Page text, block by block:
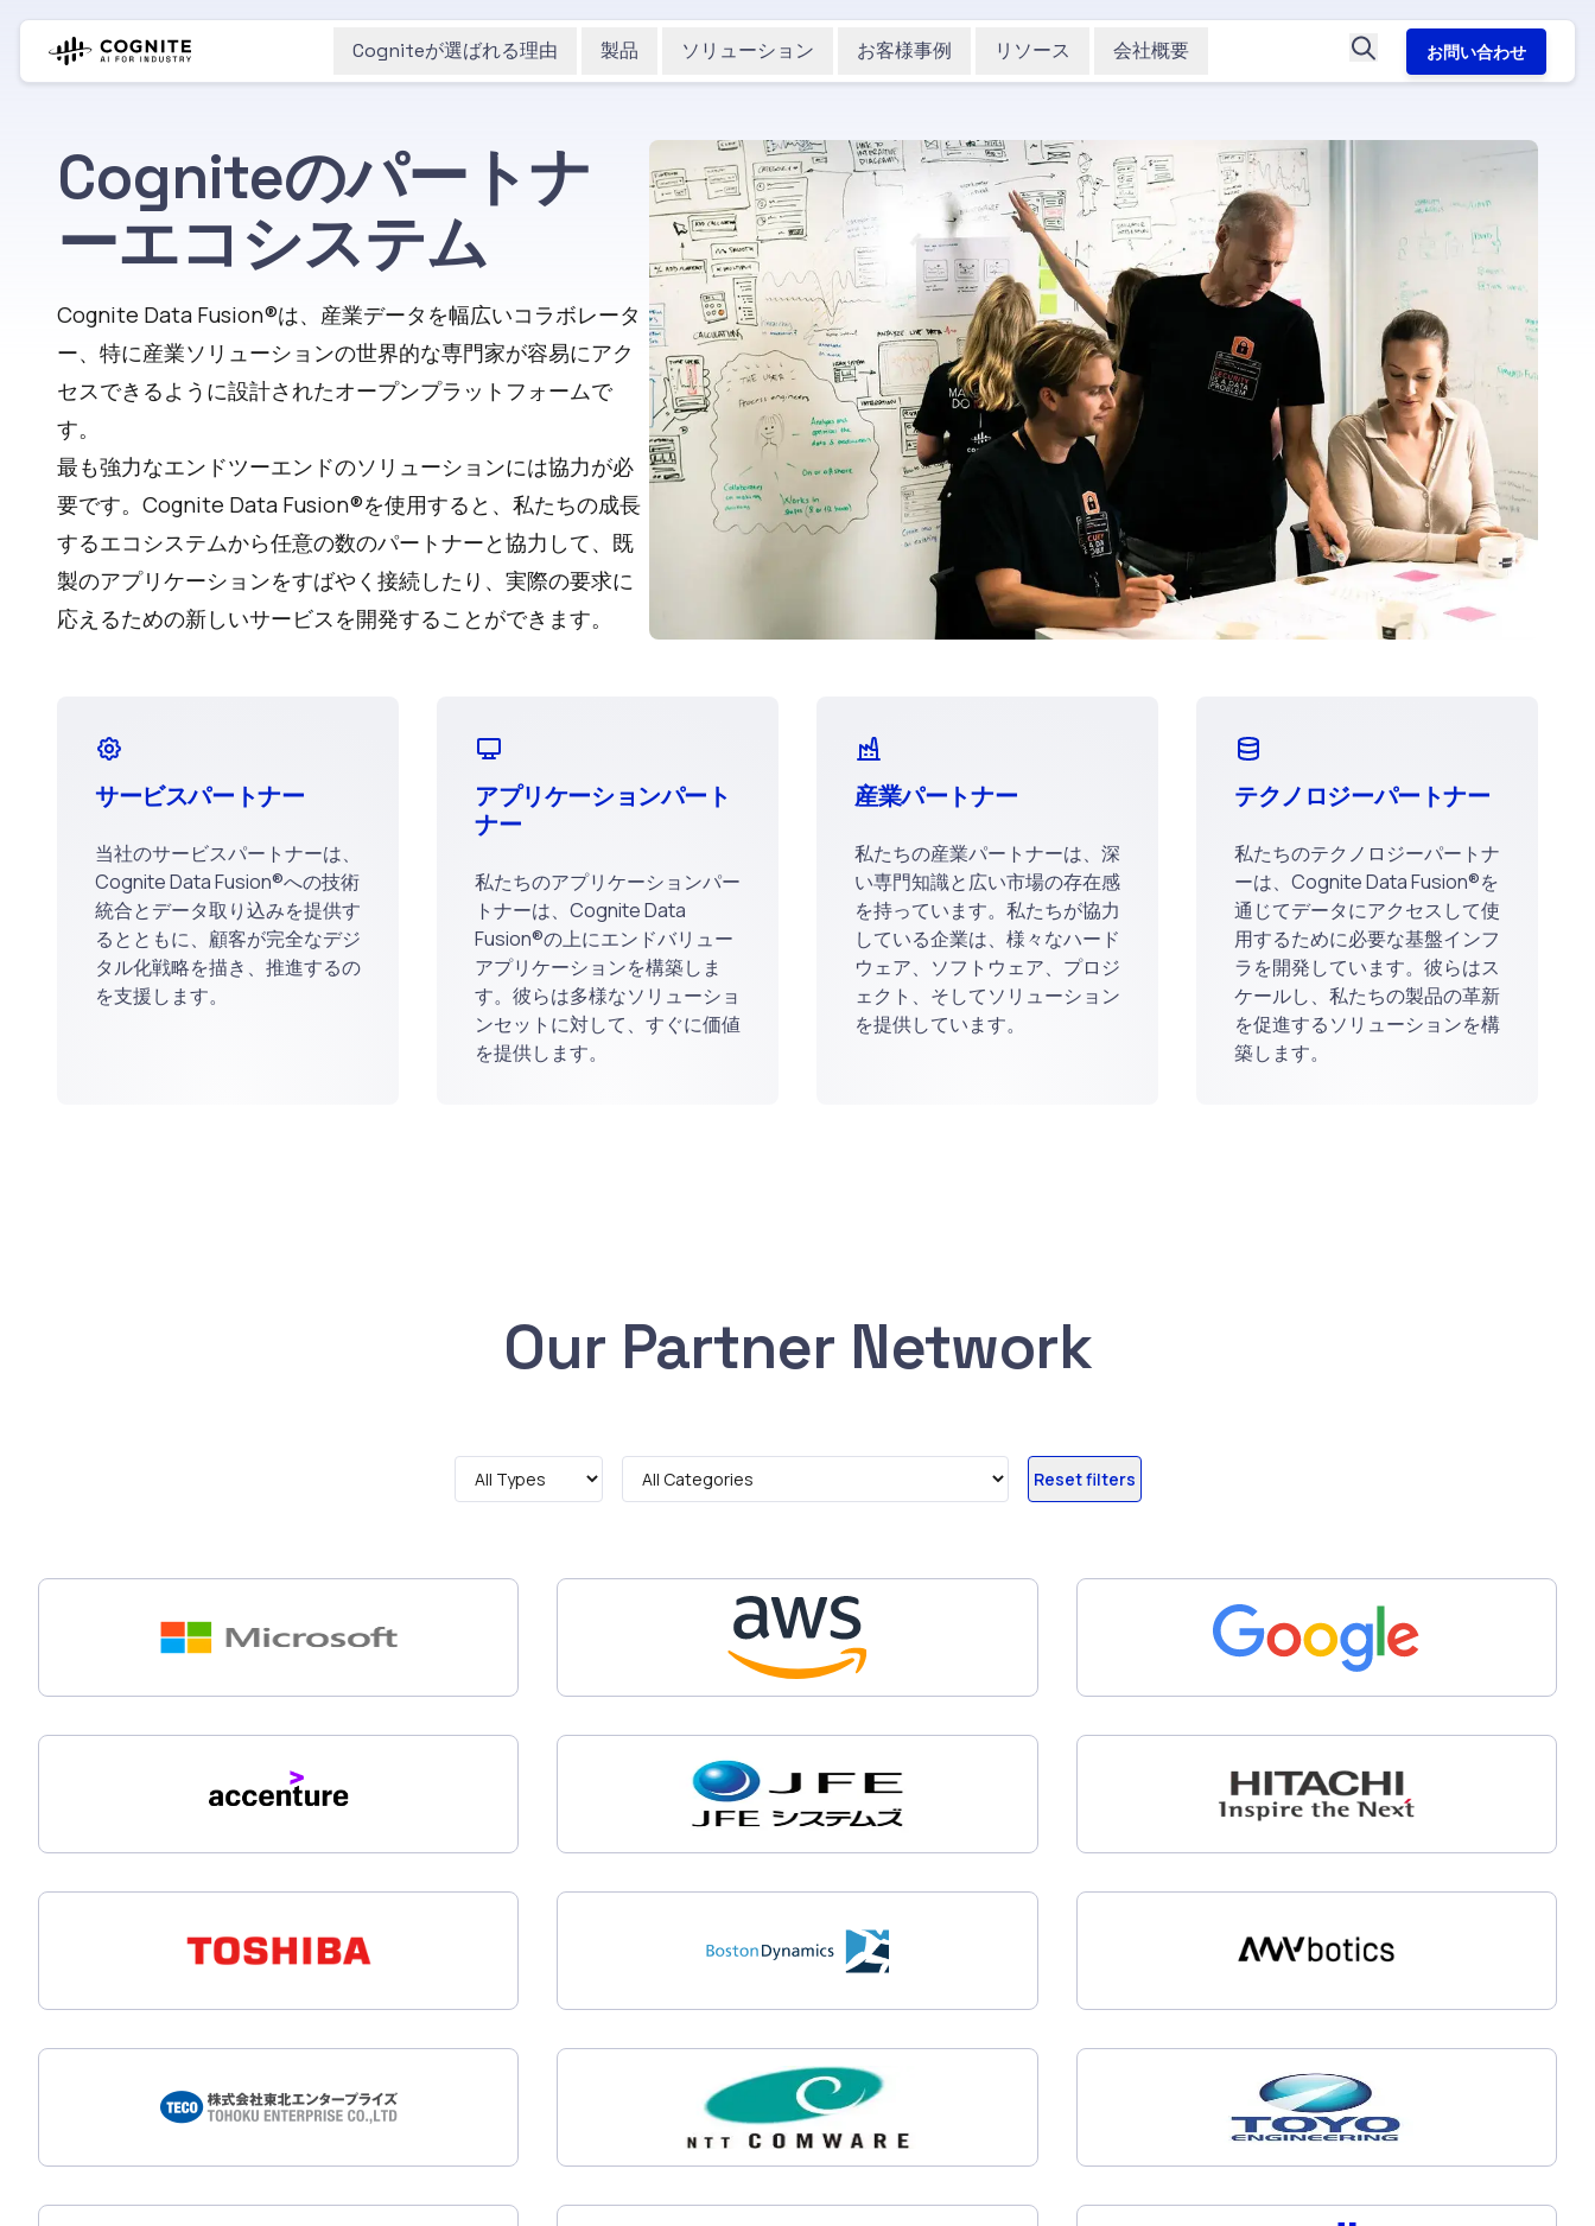
Cogniteが選ばれる理由 製品 ソリューション お客様事例 リソース 会社概要 お問い合わせ
Cogniteのパートナ
ーエコシステム
Cognite Data Fusion®は、産業データを幅広いコラボレータ
ー、特に産業ソリューションの世界的な専門家が容易にアク
セスできるように設計されたオープンプラットフォームで
す。
最も強力なエンドツーエンドのソリューションには協力が必
要です。Cognite Data Fusion®を使用すると、私たちの成長
するエコシステムから任意の数のパートナーと協力して、既
製のアプリケーションをすばやく接続したり、実際の要求に
応えるための新しいサービスを開発することができます。
サービスパートナー
当社のサービスパートナーは、
Cognite Data Fusion®への技術
統合とデータ取り込みを提供す
るとともに、顧客が完全なデジ
タル化戦略を描き、推進するの
を支援します。
アプリケーションパート
ナー
私たちのアプリケーションパー
トナーは、Cognite Data
Fusion®の上にエンドバリュー
アプリケーションを構築しま
す。彼らは多様なソリューショ
ンセットに対して、すぐに価値
を提供します。
産業パートナー
私たちの産業パートナーは、深
い専門知識と広い市場の存在感
を持っています。私たちが協力
している企業は、様々なハード
ウェア、ソフトウェア、プロジ
ェクト、そしてソリューション
を提供しています。
テクノロジーパートナー
私たちのテクノロジーパートナ
ーは、Cognite Data Fusion®を
通じてデータにアクセスして使
用するために必要な基盤インフ
ラを開発しています。彼らはス
ケールし、私たちの製品の革新
を促進するソリューションを構
築します。
Our Partner Network
Reset filters